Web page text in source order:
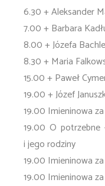
6.30 + Aleksander
7.00 + Barbara
8.00 + Józefa
8.30 + Maria
15.00 + Paweł
19.00 + Józef
19.00 Imieninowa
19.00 O potrzebne
i jego rodziny
19.00 Imieninowa
19.00 Imieninowa